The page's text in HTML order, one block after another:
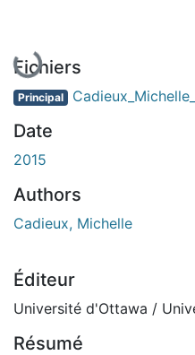
Fichiers
Principal
Date
2015
Authors
Cadieux, Michelle
Éditeur
Université d'Ottawa /
Résumé